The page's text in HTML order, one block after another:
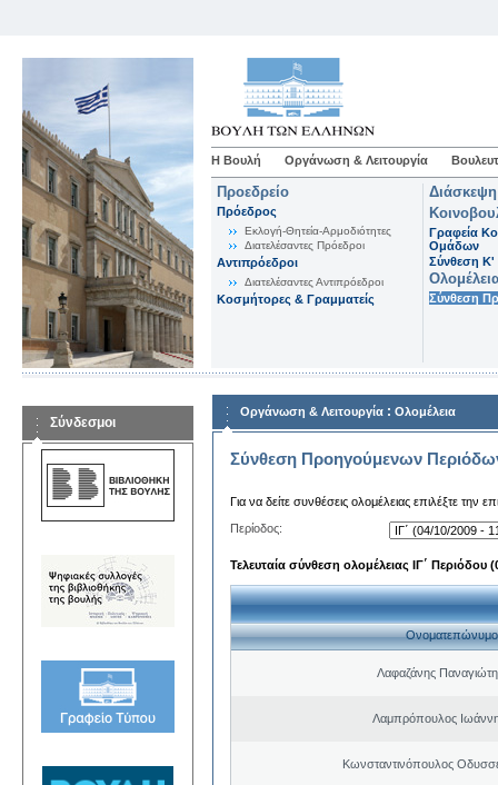
Η Βουλή Οργάνωση & Λειτουργία
Προεδρείο
Πρόεδρος
Εκλογή-Θητεία-Αρμοδιότητες
Διατελέσαντες Πρόεδροι
Αντιπρόεδροι
Διατελέσαντες Αντιπρόεδροι
Κοσμήτορες & Γραμματείς
Γραφεία
Ομάδων
Σύνθεση K'
Σύνθεση
Σύνδεσμοι
Οργάνωση & Λειτουργία : Ολομέλεια
Σύνθεση Προηγούμενων
Για να δείτε συνθέσεις ολομέλειας επιλέξτε την
Περίοδος:
Τελευταία σύνθεση ολομέλειας ΙΓ΄ Περιόδου
Ονοματεπώνυμο
Λαφαζάνης
Λαμπρόπουλος
Κωνσταντινόπουλος